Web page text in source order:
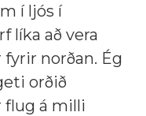
í ljós í
líka að vera
norðan. Ég
orðið
flug á milli